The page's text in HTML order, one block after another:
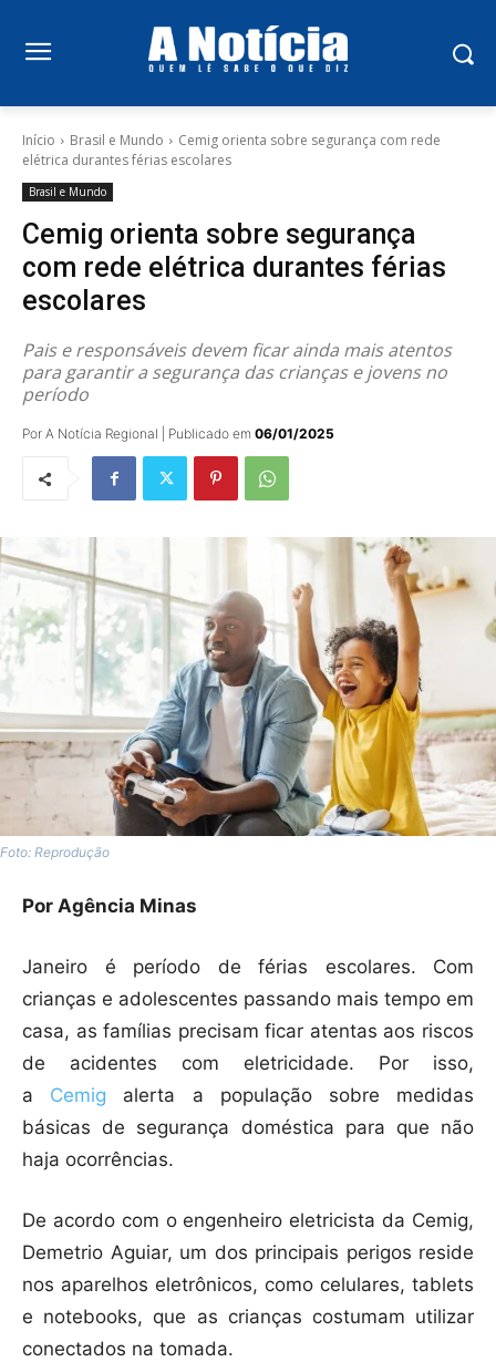
Início Brasil e Mundo
Cemig orienta sobre segurança com rede
elétrica durantes férias escolares
Brasil e Mundo
Cemig orienta sobre segurança
com rede elétrica durantes férias
escolares
Pais e responsáveis devem ficar ainda mais atentos
para garantir a segurança das crianças e jovens no
período
Por A Notícia Regional | Publicado em 06/01/2025
Foto: Reprodução
Por Agência Minas
Janeiro é período de férias escolares. Com
crianças e adolescentes passando mais tempo em
casa, as famílias precisam ficar atentas aos riscos
de acidentes com eletricidade. Por isso,
a Cemig alerta a população sobre medidas
básicas de segurança doméstica para que não
haja ocorrências.
De acordo com o engenheiro eletricista da Cemig,
Demetrio Aguiar, um dos principais perigos reside
nos aparelhos eletrônicos, como celulares, tablets
e notebooks, que as crianças costumam utilizar
conectados na tomada.